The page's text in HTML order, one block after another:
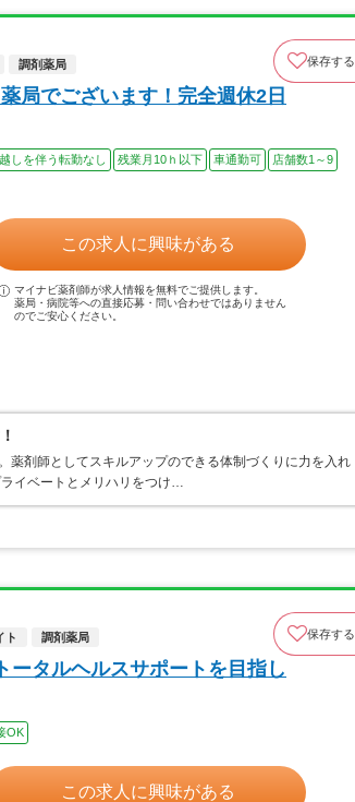
調剤薬局 保存する
局でございます！完全週休2日
しを伴う転勤なし 残業月10ｈ以下 車通勤可
店舗数1～9
この求人に興味がある
マイナビ薬剤師が求人情報を無料でご提供します。
薬局・病院等への直接応募・問い合わせではありません
のでご安心ください。
薬剤師としてスキルアップのできる体制づくりに力を入れ
イベートとメリハリをつけ…
ト 調剤薬局 保存する
ータルヘルスサポートを目指し
OK
この求人に興味がある